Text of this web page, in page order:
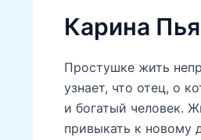
Карина
Простушке жить
узнает, что отец, о
и богатый человек.
привыкать к новому